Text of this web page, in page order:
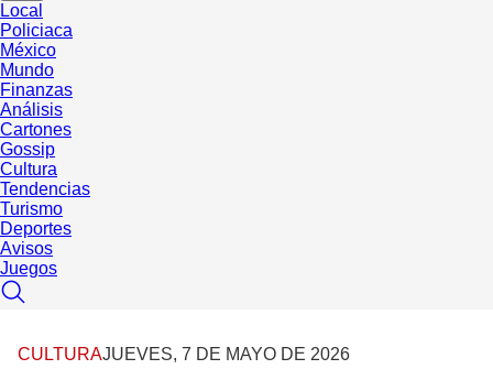
Local
Policiaca
México
Mundo
Finanzas
Análisis
Cartones
Gossip
Cultura
Tendencias
Turismo
Deportes
Avisos
Juegos
CULTURAJUEVES, 7 DE MAYO DE 2026